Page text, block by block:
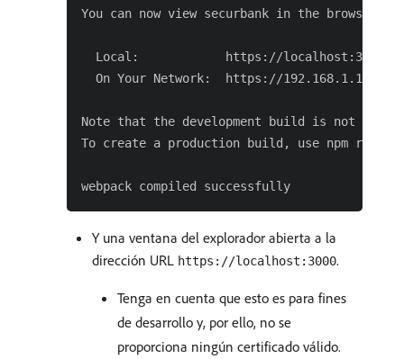
You can now view securbank in the browser.
  Local:            https://localhost:3000
On Your Network:  https://
Note that the development build is not
To create a production build, use npm run
Y una ventana del explorador abierta a la
dirección URL https://localhost:3000.
Tenga en cuenta que esto es para fines
de desarrollo y, por ello, no se
proporciona ningún certificado válido.